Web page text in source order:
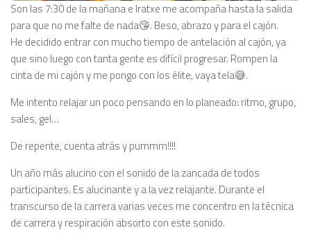
Son las 7:30 de la mañana e Iratxe me acompaña hasta la salida
para que no me falte de nada😘. Beso, abrazo y para el cajón.
He decidido entrar con mucho tiempo de antelación al cajón, ya
que sino luego con tanta gente es difícil progresar. Rompen la
cinta de mi cajón y me pongo con los élite, vaya tela😅.
Me intento relajar un poco pensando en lo planeado: ritmo, grupo,
sales, gel…
De repente, cuenta atrás y pummm!!!!
Un año más alucino con el sonido de la zancada de todos
participantes. Es alucinante y a la vez relajante. Durante el
transcurso de la carrera varias veces me concentro en la técnica
de carrera y respiración absorto con este sonido.